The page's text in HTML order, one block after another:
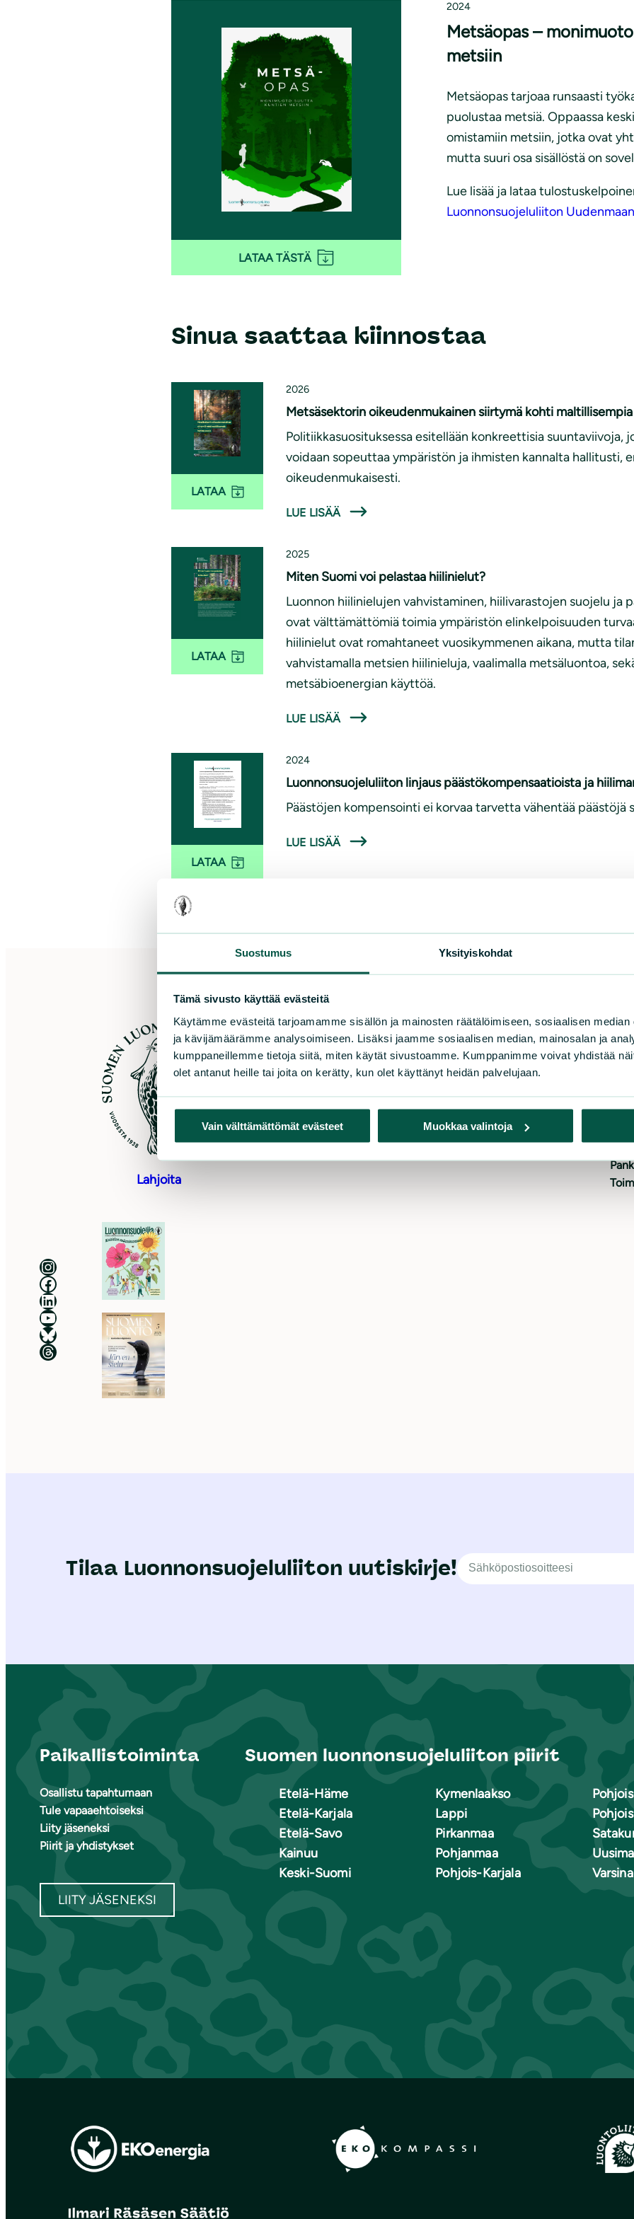
Suostumus Yksityiskohdat
Tämä sivusto käyttää evästeitä
Käytämme evästeitä tarjoamamme sisällön ja mainosten räätälöimiseen, sosiaalisen
ja kävijämäärämme analysoimiseen. Lisäksi jaamme sosiaalisen median, mainosalan ja
kumppaneillemme tietoja siitä, miten käytät sivustoamme. Kumppanimme voivat yhdistää
olet antanut heille tai joita on kerätty, kun olet käyttänyt heidän palvelujaan.
Vain välttämättömät evästeet Muokkaa valintoja
LATAA TÄSTÄ
2024
Metsäopas –
metsiin
Metsäopas tarjoaa runsaasti
puolustaa metsiä. Oppaassa
omistamiin metsiin, jotka ovat
mutta suuri osa sisällöstä on
Lue lisää ja lataa
Luonnonsuojeluliiton
Sinua saattaa kiinnostaa
LATAA
2026
Metsäsektorin oikeudenmukainen siirtymä kohti
Politiikkasuosituksessa esitellään konkreettisia suuntaviivoja,
voidaan sopeuttaa ympäristön ja ihmisten kannalta hallitusti,
oikeudenmukaisesti.
LUE LISÄÄ
LATAA
2025
Miten Suomi voi pelastaa hiilinielut?
Luonnon hiilinielujen vahvistaminen, hiilivarastojen suojelu ja
ovat välttämättömiä toimia ympäristön elinkelpoisuuden
hiilinielut ovat romahtaneet vuosikymmenen aikana, mutta
vahvistamalla metsien hiilinieluja, vaalimalla metsäluontoa,
metsäbioenergian käyttöä.
LUE LISÄÄ
LATAA
2024
Luonnonsuojeluliiton linjaus päästökompensaatioista ja
Päästöjen kompensointi ei korvaa tarvetta vähentää päästöjä
LUE LISÄÄ
Lahjoita
Suomen luonnonsuojeluliitto
Sörnäistenkatu 1
Tue
Liity
Luonnonsuojeluliitto Instagramissa
Luonnonsuojeluliitto Facebookissa
Luonnonsuojeluliitto LinkedInissä
Luonnonsuojeluliiton YouTube-kanava
Luonnonsuojeluliitto Blueskyssa
Luonnonsuojeluliitto Threadsissa
Tilaa Luonnonsuojeluliiton uutiskirje!
Paikallistoiminta
Osallistu tapahtumaan
Tule vapaaehtoiseksi
Liity jäseneksi
Piirit ja yhdistykset
LIITY JÄSENEKSI
Suomen luonnonsuojeluliiton piirit
Etelä-Häme
Etelä-Karjala
Etelä-Savo
Kainuu
Keski-Suomi
Kymenlaakso
Lappi
Pirkanmaa
Pohjanmaa
Pohjois-Karjala